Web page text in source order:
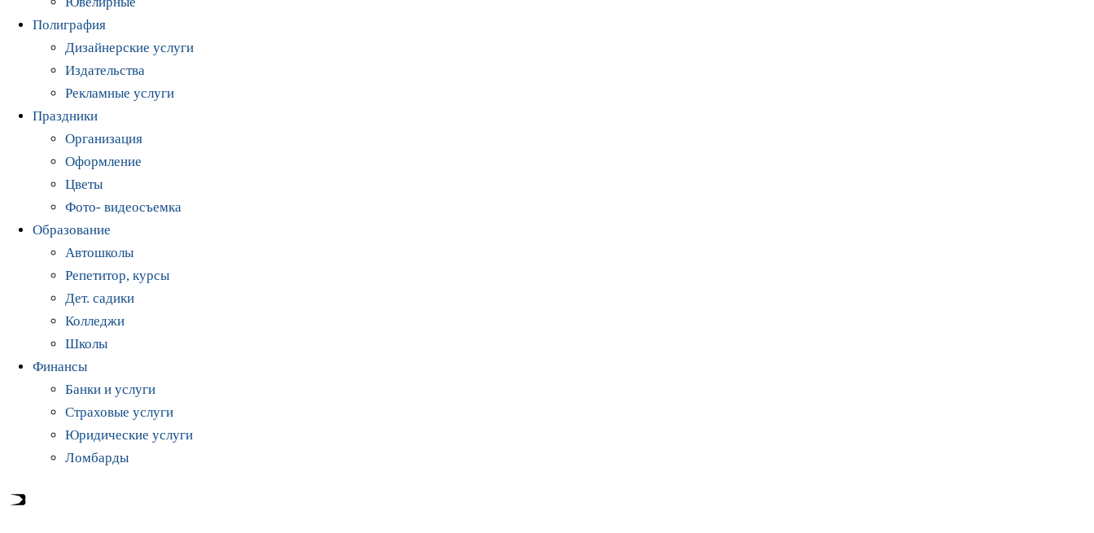
Полиграфия
Дизайнерские услуги
Издательства
Рекламные услуги
Праздники
Организация
Оформление
Цветы
Фото- видеосъемка
Образование
Автошколы
Репетитор, курсы
Дет. садики
Колледжи
Школы
Финансы
Банки и услуги
Страховые услуги
Юридические услуги
Ломбарды